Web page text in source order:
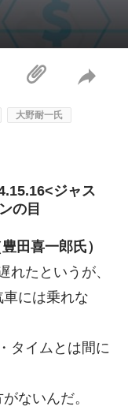
大野耐一氏
ジャス
の目
田喜一郎氏）
れたというが、
には乗れな
タイムとは間に
ないんだ。